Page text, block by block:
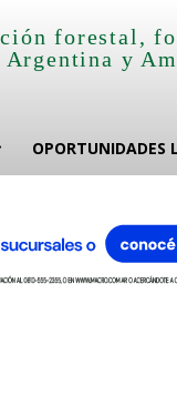
forestal,
Argentina y
OPORTUNIDADES